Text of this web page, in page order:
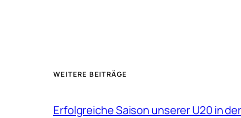
WEITERE BEITRÄGE
Erfolgreiche Saison unserer U20 in